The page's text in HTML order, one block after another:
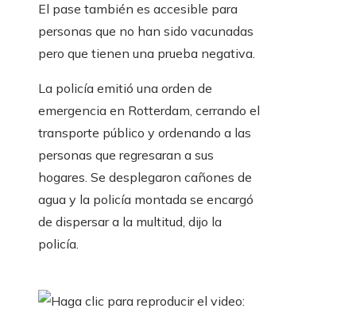
El pase también es accesible para
personas que no han sido vacunadas
pero que tienen una prueba negativa.
La policía emitió una orden de
emergencia en Rotterdam, cerrando el
transporte público y ordenando a las
personas que regresaran a sus
hogares. Se desplegaron cañones de
agua y la policía montada se encargó
de dispersar a la multitud, dijo la
policía.